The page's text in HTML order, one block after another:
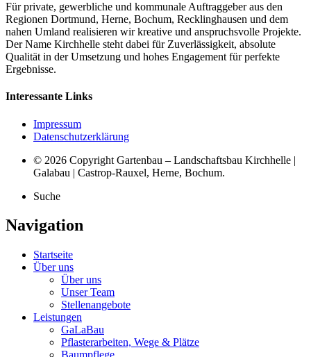
Für private, gewerbliche und kommunale Auftraggeber aus den
Regionen Dortmund, Herne, Bochum, Recklinghausen und dem
nahen Umland realisieren wir kreative und anspruchsvolle Projekte.
Der Name Kirchhelle steht dabei für Zuverlässigkeit, absolute
Qualität in der Umsetzung und hohes Engagement für perfekte
Ergebnisse.
Interessante Links
Impressum
Datenschutzerklärung
© 2026 Copyright Gartenbau – Landschaftsbau Kirchhelle |
Galabau | Castrop-Rauxel, Herne, Bochum.
Suche
Navigation
Startseite
Über uns
Über uns
Unser Team
Stellenangebote
Leistungen
GaLaBau
Pflasterarbeiten, Wege & Plätze